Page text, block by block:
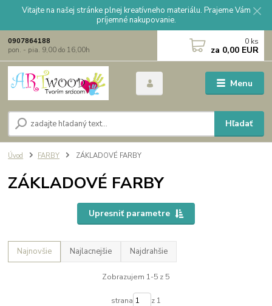
Vitajte na našej stránke plnej kreatívneho materiálu. Prajeme Vám
príjemné nakupovanie.
Menu
Hľadať
0907864188
pon. - pia. 9,00 do 16,00h
0 ks
za 0,00 EUR
Úvod FARBY ZÁKLADOVÉ FARBY
ZÁKLADOVÉ FARBY
Upresniť parametre
Najnovšie Najlacnejšie Najdrahšie
Zobrazujem 1-5 z 5
strana z 1